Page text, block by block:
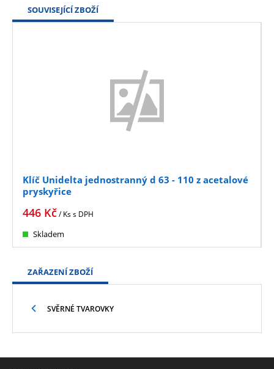
SOUVISEJÍCÍ ZBOŽÍ
Klíč Unidelta jednostranný d 63 - 110 z acetalové
pryskyřice
446 Kč/ Kss DPH
Skladem
ZAŘAZENÍ ZBOŽÍ
SVĚRNÉ TVAROVKY